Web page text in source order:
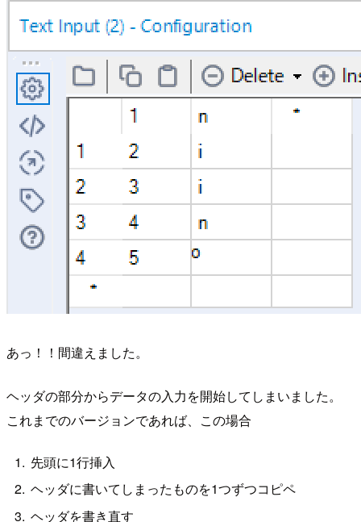
あっ！！間違えました。
ヘッダの部分からデータの入力を開始してしまいました。
これまでのバージョンであれば、この場合
先頭に1行挿入
ヘッダに書いてしまったものを1つずつコピペ
ヘッダを書き直す